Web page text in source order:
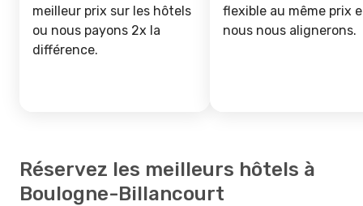
meilleur prix sur les hôtels
ou nous payons 2x la
différence.
flexible au même prix
nous nous alignerons.
Réservez les meilleurs hôtels à
Boulogne-Billancourt